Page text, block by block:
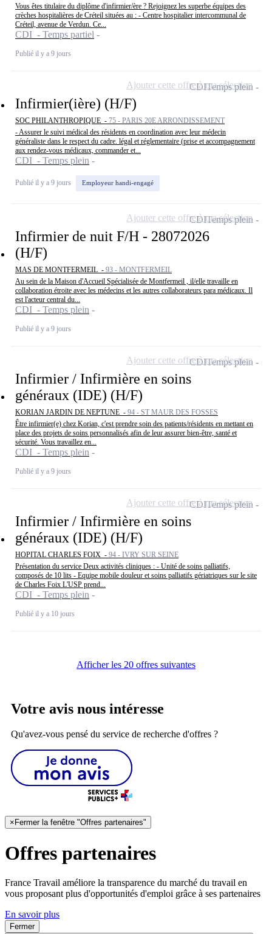
Vous êtes titulaire du diplôme d'infirmier/ère ? Rejoignez les superbe équipes des
crèches hospitalières de Créteil situées au : - Centre hospitalier intercommunal de
Créteil, avenue de Verdun. Ce...
CDI - Temps partiel
Publié il y a 9 jours
Infirmier(ière) (H/F)
SOC PHILANTHROPIQUE - 75 - PARIS 20E ARRONDISSEMENT
- Assurer le suivi médical des résidents en coordination avec leur médecin
généraliste dans le respect du cadre. légal et réglementaire (prise et accompagnement
aux rendez-vous médicaux, commander et...
CDI - Temps plein
Publié il y a 9 jours Employeur handi-engagé
CDITemps plein
Ajouter cette offre à ma sélection
Infirmier de nuit F/H - 28072026
(H/F)
MAS DE MONTFERMEIL - 93 - MONTFERMEIL
Au sein de la Maison d'Accueil Spécialisée de Montfermeil , il/elle travaille en
collaboration étroite avec les médecins et les autres collaborateurs para médicaux. Il
est l'acteur central du...
CDI - Temps plein
Publié il y a 9 jours
CDITemps plein
Ajouter cette offre à ma sélection
Infirmier / Infirmière en soins
généraux (IDE) (H/F)
KORIAN JARDIN DE NEPTUNE - 94 - ST MAUR DES FOSSES
Être infirmier(e) chez Korian, c'est prendre soin des patients/résidents en mettant en
place des projets de soins personnalisés afin de leur assurer bien-être, santé et
sécurité. Vous travaillez en...
CDI - Temps plein
Publié il y a 9 jours
CDITemps plein
Ajouter cette offre à ma sélection
Infirmier / Infirmière en soins
généraux (IDE) (H/F)
HOPITAL CHARLES FOIX - 94 - IVRY SUR SEINE
Présentation du service Deux activités cliniques : - Unité de soins palliatifs,
composés de 10 lits - Equipe mobile douleur et soins palliatifs gériatriques sur le site
de Charles Foix L'USP prend...
CDI - Temps plein
Publié il y a 10 jours
CDITemps plein
Ajouter cette offre à ma sélection
Afficher les 20 offres suivantes
Votre avis nous intéresse
Qu'avez-vous pensé du service de recherche d'offres ?
× Fermer la fenêtre "Offres partenaires"
Offres partenaires
France Travail améliore la transparence du marché du travail en
vous proposant plus d'opportunités d'emploi grâce à ses partenaires
En savoir plus
Fermer